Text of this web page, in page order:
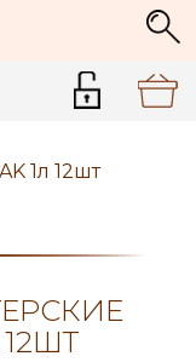
1л 12шт
12ШТ